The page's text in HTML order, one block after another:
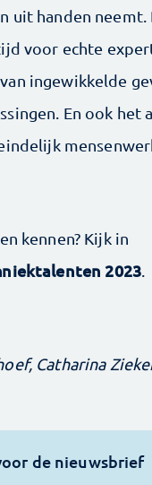
uit handen
voor echte
ingewikkelde
En ook het
kennen? Kijk in
2023.
Catharina
de nieuwsbrief